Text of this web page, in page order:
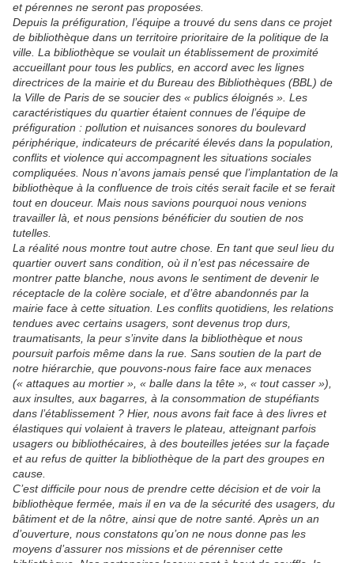
et pérennes ne seront pas proposées.
Depuis la préfiguration, l’équipe a trouvé du sens dans ce projet
de bibliothèque dans un territoire prioritaire de la politique de la
ville. La bibliothèque se voulait un établissement de proximité
accueillant pour tous les publics, en accord avec les lignes
directrices de la mairie et du Bureau des Bibliothèques (BBL) de
la Ville de Paris de se soucier des « publics éloignés ». Les
caractéristiques du quartier étaient connues de l’équipe de
préfiguration : pollution et nuisances sonores du boulevard
périphérique, indicateurs de précarité élevés dans la population,
conflits et violence qui accompagnent les situations sociales
compliquées. Nous n’avons jamais pensé que l’implantation de la
bibliothèque à la confluence de trois cités serait facile et se ferait
tout en douceur. Mais nous savions pourquoi nous venions
travailler là, et nous pensions bénéficier du soutien de nos
tutelles.
La réalité nous montre tout autre chose. En tant que seul lieu du
quartier ouvert sans condition, où il n’est pas nécessaire de
montrer patte blanche, nous avons le sentiment de devenir le
réceptacle de la colère sociale, et d’être abandonnés par la
mairie face à cette situation. Les conflits quotidiens, les relations
tendues avec certains usagers, sont devenus trop durs,
traumatisants, la peur s’invite dans la bibliothèque et nous
poursuit parfois même dans la rue. Sans soutien de la part de
notre hiérarchie, que pouvons-nous faire face aux menaces
(« attaques au mortier », « balle dans la tête », « tout casser »),
aux insultes, aux bagarres, à la consommation de stupéfiants
dans l’établissement ? Hier, nous avons fait face à des livres et
élastiques qui volaient à travers le plateau, atteignant parfois
usagers ou bibliothécaires, à des bouteilles jetées sur la façade
et au refus de quitter la bibliothèque de la part des groupes en
cause.
C’est difficile pour nous de prendre cette décision et de voir la
bibliothèque fermée, mais il en va de la sécurité des usagers, du
bâtiment et de la nôtre, ainsi que de notre santé. Après un an
d’ouverture, nous constatons qu’on ne nous donne pas les
moyens d’assurer nos missions et de pérenniser cette